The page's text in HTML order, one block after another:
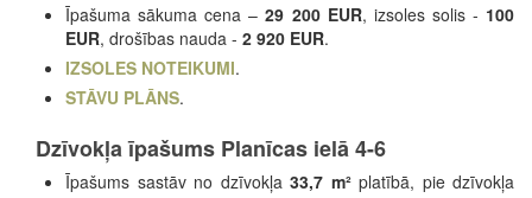
Īpašuma sākuma cena –29 200 EUR, izsoles solis - 100
EUR, drošības nauda - 2 920 EUR.
IZSOLES NOTEIKUMI.
STĀVU PLĀNS.
Dzīvokļa īpašums Planīcas ielā 4-6
Īpašums sastāv no dzīvokļa 33,7 m²platībā, pie dzīvokļa